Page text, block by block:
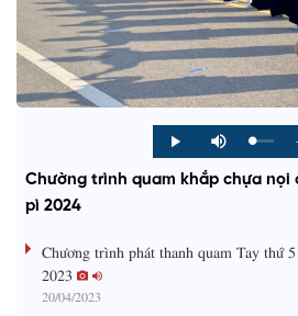
P
l
M
u
e
L
d
e
P
r
g
%
Chường trình quam khắp chựa nọi
pì 2024
Chương trình phát thanh quam Tay thứ
2023
20/04/2023